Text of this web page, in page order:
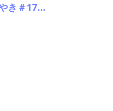
元鉄鋼マンのつぶやき＃178 日米鉄鋼の栄枯盛衰 その6 これからの電炉と亜鉛ダストの行方